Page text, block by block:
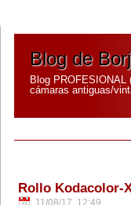
Blog de
Blog
cámaras antiguas/
Rollo Kodacolor-
11/08/17, 12:49